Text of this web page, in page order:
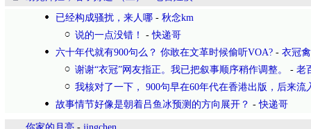
已经构成骚扰，来人哪 - 秋念km
说的一点没错！
-快递哥
六十年代就有900句么？ 你敢在文革时候偷听VOA? - 衣冠
谢谢“衣冠”网友指正。我已把叙事顺序稍作调整。
- 老
我核对了一下， 900句早在60年代在香港出版，后来流
故事情节好像是朝着吕鱼冰预测的方向展开？ -快递哥